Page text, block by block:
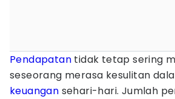
Pendapatan tidak tetap sering
seseorang merasa kesulitan
keuangan sehari-hari. Jumlah